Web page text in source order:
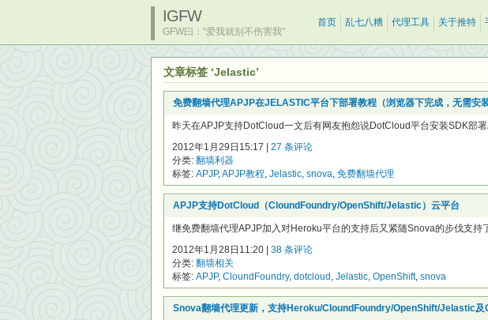
IGFW
GFW曰：“爱我就别不伤害我”
首页 乱七八糟 代理工具 关于推特
文章标签 ‘Jelastic’
免费翻墙代理APJP在JELASTIC平台下部署教程（浏览器下完成，无需安
昨天在APJP支持DotCloud一文后有网友抱怨说DotCloud平台安装SDK部
2012年1月29日15:17 | 27 条评论
分类: 翻墙利器
标签: APJP,APJP教程, Jelastic, snova, 免费翻墙代理
APJP支持DotCloud（CloundFoundry/OpenShift/Jelastic）云平台
继免费翻墙代理APJP加入对Heroku平台的支持后又紧随Snova的步伐支
2012年1月28日11:20 | 38 条评论
分类: 翻墙相关
标签: APJP, CloundFoundry, dotcloud , Jelastic, OpenShift, snova
Snova翻墙代理更新，支持Heroku/CloundFoundry/OpenShift/Jelastic